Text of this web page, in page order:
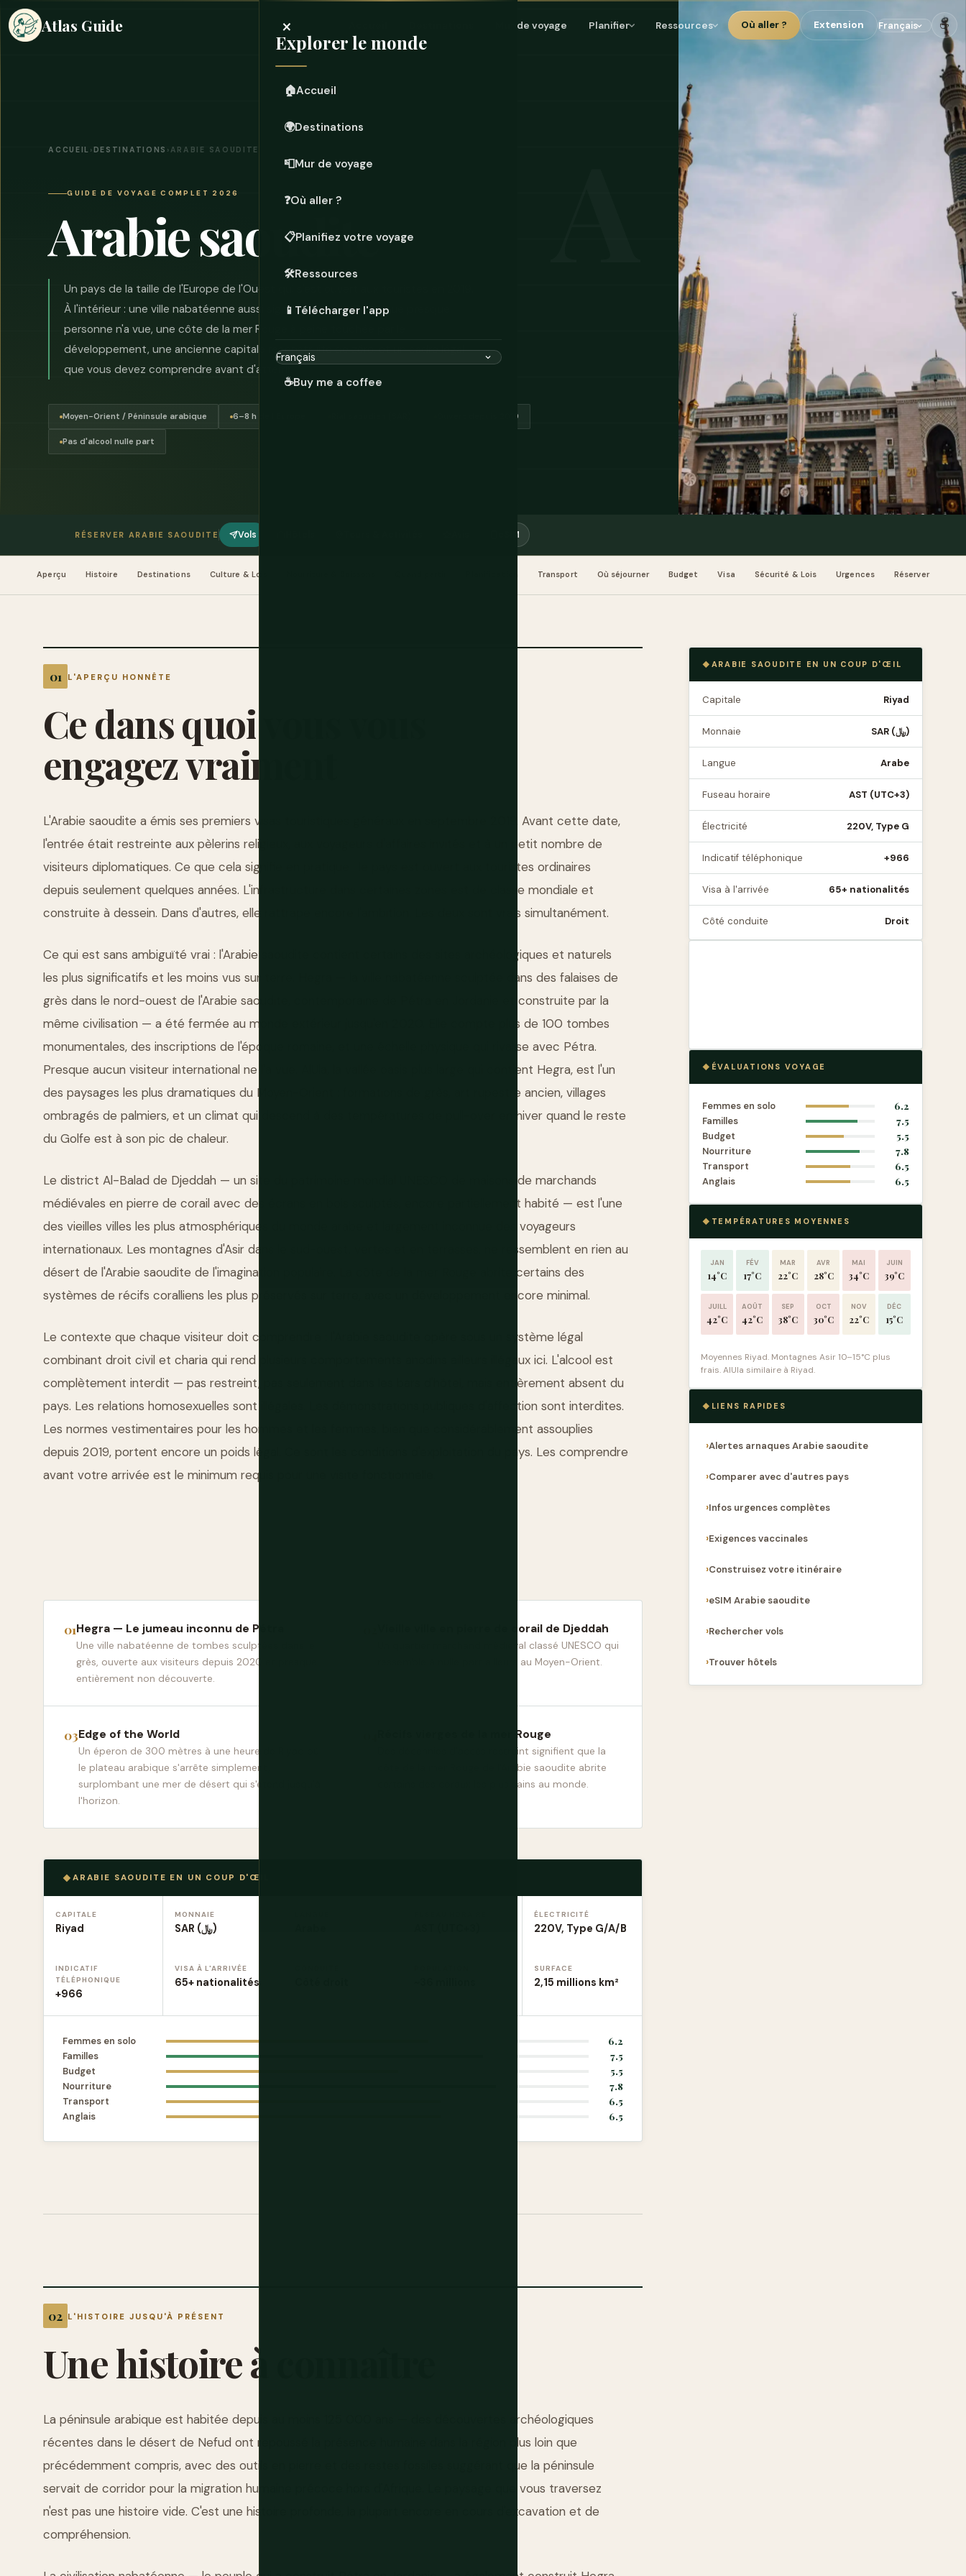
Atlas Guide Mur de voyage Planifier Ressources Où aller ? Extension ☕
×
Explorer le monde
🏠Accueil
🌍Destinations
📮Mur de voyage
❓Où aller ?
📋Planifiez votre voyage
🛠️Ressources
📱 Télécharger l'app
☕Buy me a coffee
ACCUEIL ›DESTINATIONS ›ARABIE SAOUDITE
GUIDE DE VOYAGE COMPLET 2026
Arabie saoudite
Un pays de la taille de l'Europe de l'Ouest qui s'est ouvert aux touristes en 2019.
À l'intérieur : une ville nabatéenne aussi significative que Pétra que presque
personne n'a vue, une côte de la mer Rouge à peine touchée par le
développement, une ancienne capitale reconstruite de zéro, et un cadre légal
que vous devez comprendre avant d'atterrir.
Moyen-Orient / Péninsule arabique 6–8 h de l'Europe Ouvert depuis 2019
Pas d'alcool nulle part
RÉSERVER ARABIE SAOUDITE Vols eSIM
Aperçu Histoire Destinations Culture & Lois Transport Où séjourner Budget Visa Sécurité & Lois Urgences Réserver
L'APERÇU HONNÊTE
Cedansquoi
engagezvraiment
L'Arabie saoudite a émis ses premiers visas touristiques généraux en septembre 2019. Avant cette date,
l'entrée était restreinte aux pèlerins religieux, aux voyageurs d'affaires invités et à un petit nombre de
visiteurs diplomatiques. Ce que cela signifie en pratique : le pays est ouvert aux touristes ordinaires
depuis seulement quelques années. L'infrastructure dans certaines zones est de classe mondiale et
construite à dessein. Dans d'autres, elle rattrape encore l'ambition. Les deux sont vrais simultanément.
Ce qui est sans ambiguïté vrai : l'Arabie saoudite contient certains des sites archéologiques et naturels
les plus significatifs et les moins vus sur terre. Hegra — la ville nabatéenne sculptée dans des falaises de
grès dans le nord-ouest de l'Arabie saoudite, contemporaine de Pétra en Jordanie et construite par la
même civilisation — a été fermée au monde extérieur jusqu'en 2020. Elle compte plus de 100 tombes
monumentales, des inscriptions de l'époque romaine, et une échelle physique qui rivalise avec Pétra.
Presque aucun visiteur international ne l'a vue. AlUla, la vallée oasis plus large qui contient Hegra, est l'un
des paysages les plus dramatiques du Moyen-Orient : formations de grès, art rupestre ancien, villages
ombragés de palmiers, et un climat qui descend à des températures de pull-over en hiver quand le reste
du Golfe est à son pic de chaleur.
Le district Al-Balad de Djeddah — un site du patrimoine mondial UNESCO de maisons de marchands
médiévales en pierre de corail avec des écrans en bois sculptés, encore partiellement habité — est l'une
des vieilles villes les plus atmosphériques du monde arabe et largement inconnue des voyageurs
internationaux. Les montagnes d'Asir dans le sud-ouest, vertes et en terrasses, ne ressemblent en rien au
désert de l'Arabie saoudite de l'imagination populaire. La côte de la mer Rouge abrite certains des
systèmes de récifs coralliens les plus préservés sur terre, avec un développement encore minimal.
Le contexte que chaque visiteur doit comprendre : l'Arabie saoudite opère sous un système légal
combinant droit civil et charia qui rend plusieurs comportements anodins ailleurs illégaux ici. L'alcool est
complètement interdit — pas restreint, pas seulement dans les bars d'hôtel, mais entièrement absent du
pays. Les relations homosexuelles sont illégales. Les démonstrations publiques d'affection sont interdites.
Les normes vestimentaires pour les hommes et les femmes, bien que considérablement assouplies
depuis 2019, portent encore un poids légal. Ce sont les conditions d'exploitation du pays. Les comprendre
avant votre arrivée est le minimum requis pour une visite fonctionnelle.
Hegra — Le jumeau inconnu de Pétra
Une ville nabatéenne de tombes sculptées dans le
grès, ouverte aux visiteurs depuis 2020 et presque
entièrement non découverte.
Vieille ville en pierre de corail de Djeddah
Un quartier marchand médiéval classé UNESCO qui
ressemble à nulle part ailleurs au Moyen-Orient.
Edge of the World
Un éperon de 300 mètres à une heure de Riyad où
le plateau arabique s'arrête simplement,
surplombant une mer de désert qui s'étend jusqu'à
l'horizon.
Récifs vierges de la mer Rouge
Des décennies d'accès restreint signifient que la
côte de la mer Rouge de l'Arabie saoudite abrite
certains des coraux les plus sains au monde.
ARABIE SAOUDITE EN UN COUP D'ŒIL
CAPITALE
Riyad
MONNAIE
SAR (﷼)
ÉLECTRICITÉ
220V, Type G/A/B
INDICATIF
TÉLÉPHONIQUE
+966
VISA À L'ARRIVÉE
65+ nationalités
SURFACE
2,15 millions km²
Femmes en solo
6.2
Familles
7.5
Budget
5.5
Nourriture
7.8
Transport
6.5
Anglais
6.5
L'HISTOIRE JUSQU'À PRÉSENT
Unehistoireà
La péninsule arabique est habitée depuis au moins 125 000 ans — des découvertes archéologiques
récentes dans le désert de Nefud ont repoussé la présence humaine dans la région plus loin que
précédemment compris, avec des outils en pierre et des restes fossiles suggérant que la péninsule
servait de corridor pour la migration humaine précoce hors d'Afrique. Le paysage que vous traversez
n'est pas une histoire vide. C'est une histoire profonde, la plupart encore en cours d'excavation et de
compréhension.
ARABIE SAOUDITE EN UN COUP D'ŒIL
Capitale Riyad
Monnaie SAR (﷼)
Langue Arabe
Fuseau horaire AST (UTC+3)
Électricité 220V, Type G
Indicatif téléphonique +966
Visa à l'arrivée 65+ nationalités
Côté conduite Droit
ÉVALUATIONS VOYAGE
Femmes en solo
6.2
Familles
7.5
Budget
5.5
Nourriture
7.8
Transport
6.5
Anglais
6.5
TEMPÉRATURES MOYENNES
JAN
14°C
FÉV
17°C
MAR
22°C
AVR
28°C
MAI
34°C
JUIN
39°C
JUILL
42°C
AOÛT
42°C
SEP
38°C
OCT
30°C
NOV
22°C
DÉC
15°C
Moyennes Riyad. Montagnes Asir 10–15°C plus
frais. AlUla similaire à Riyad.
LIENS RAPIDES
Alertes arnaques Arabie saoudite
Comparer avec d'autres pays
Infos urgences complètes
Exigences vaccinales
Construisez votre itinéraire
eSIM Arabie saoudite
Rechercher vols
Trouver hôtels